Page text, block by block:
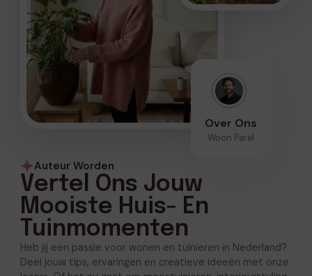
Auteur Worden
Vertel Ons Jouw
Mooiste Huis- En
Tuinmomenten
Heb jij een passie voor wonen en tuinieren in Nederland?
Deel jouw tips, ervaringen en creatieve ideeën met onze
Over Ons
Woon Parel